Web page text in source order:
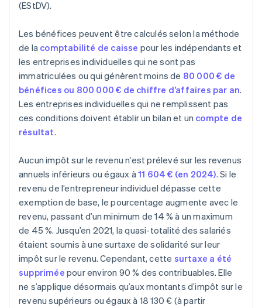
(EStDV).
Les bénéfices peuvent être calculés selon la méthode
de la comptabilité de caisse pour les indépendants et
les entreprises individuelles qui ne sont pas
immatriculées ou qui génèrent moins de 80 000 € de
bénéfices ou 800 000 € de chiffre d’affaires par an.
Les entreprises individuelles qui ne remplissent pas
ces conditions doivent établir un bilan et un compte de
résultat.
Aucun impôt sur le revenu n’est prélevé sur les revenus
annuels inférieurs ou égaux à11 604 € (en 2024). Si le
revenu de l’entrepreneur individuel dépasse cette
exemption de base, le pourcentage augmente avec le
revenu, passant d’un minimum de 14 % à un maximum
de 45 %. Jusqu’en 2021, la quasi-totalité des salariés
étaient soumis à une surtaxe de solidarité sur leur
impôt sur le revenu. Cependant, cette surtaxe a été
supprimée pour environ 90 % des contribuables. Elle
ne s’applique désormais qu’aux montants d’impôt sur le
revenu supérieurs ou égaux à 18 130 € (à partir